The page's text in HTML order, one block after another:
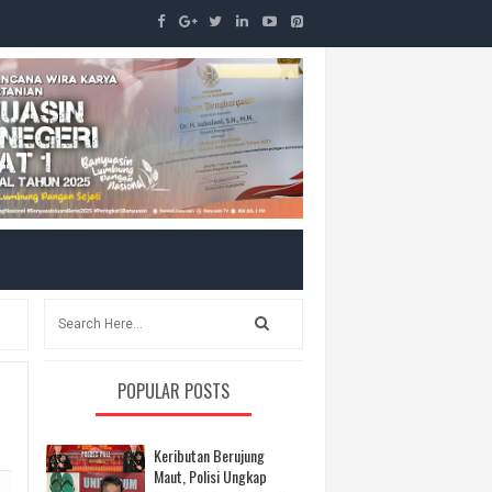
POPULAR POSTS
Keributan Berujung
Maut, Polisi Ungkap